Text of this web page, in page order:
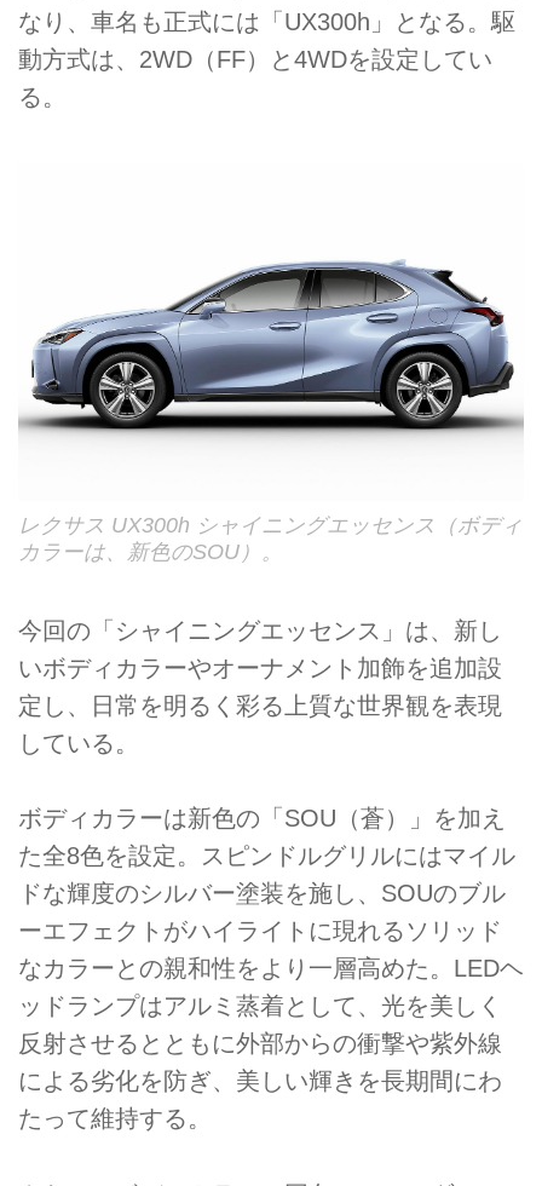
なり、車名も正式には「UX300h」となる。駆
動方式は、2WD（FF）と4WDを設定してい
る。
レクサス UX300h シャイニングエッセンス（ボディ
カラーは、新色のSOU）。
今回の「シャイニングエッセンス」は、新し
いボディカラーやオーナメント加飾を追加設
定し、日常を明るく彩る上質な世界観を表現
している。
ボディカラーは新色の「SOU（蒼）」を加え
た全8色を設定。スピンドルグリルにはマイル
ドな輝度のシルバー塗装を施し、SOUのブル
ーエフェクトがハイライトに現れるソリッド
なカラーとの親和性をより一層高めた。LEDヘ
ッドランプはアルミ蒸着として、光を美しく
反射させるとともに外部からの衝撃や紫外線
による劣化を防ぎ、美しい輝きを長期間にわ
たって維持する。